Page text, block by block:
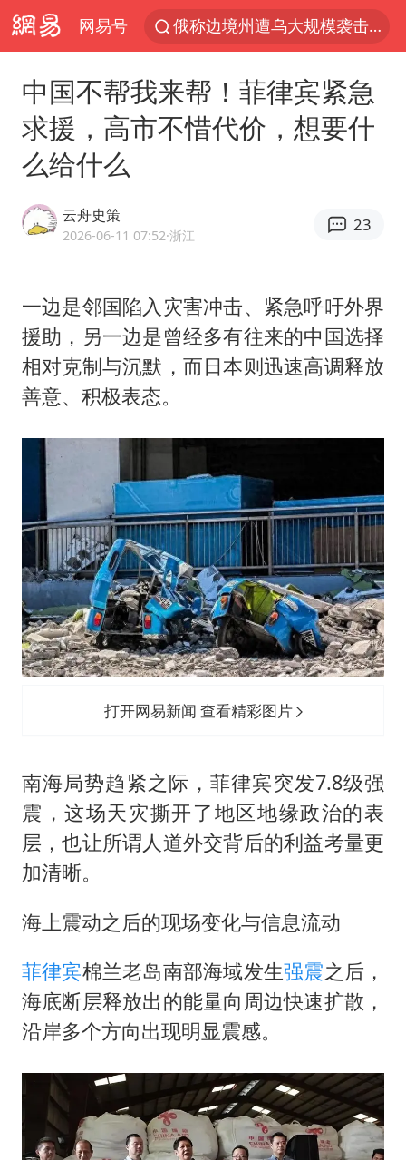
网易号
《披荆斩棘2026》阵容官宣
浙江省委书记：该停下的坚决停下来
中国籍豪华游艇富商之子在泰国被杀
国足U17与阿森纳决赛取消 并列冠军
《龙餐馆》 冲奖
世界第1特鲁姆普斯诺克中国赛一轮游
上门女婿出轨女邻居多年被判重婚罪
云南一男子胃中取出180颗铁钉
曹颖儿子首次演长剧
奋力开创中国式现代化建设新局面
中国不帮我来帮！菲律宾紧急
求援，高市不惜代价，想要什
么给什么
云舟史策
2026-06-11 07:52·浙江
23
一边是邻国陷入灾害冲击、紧急呼吁外界
援助，另一边是曾经多有往来的中国选择
相对克制与沉默，而日本则迅速高调释放
善意、积极表态。
打开网易新闻 查看精彩图片
南海局势趋紧之际，菲律宾突发7.8级强
震，这场天灾撕开了地区地缘政治的表
层，也让所谓人道外交背后的利益考量更
加清晰。
海上震动之后的现场变化与信息流动
菲律宾棉兰老岛南部海域发生强震之后，
海底断层释放出的能量向周边快速扩散，
沿岸多个方向出现明显震感。